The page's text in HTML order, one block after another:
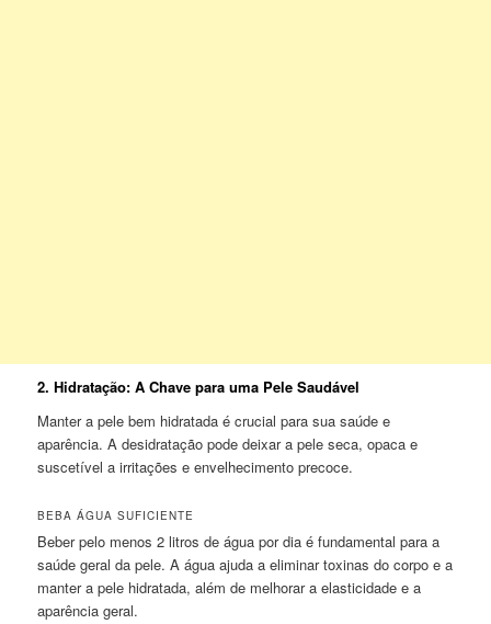
2.Hidratação: A Chave para uma Pele Saudável
Manter a pele bem hidratada é crucial para sua saúde e
aparência. A desidratação pode deixar a pele seca, opaca e
suscetível a irritações e envelhecimento precoce.
BEBA ÁGUA SUFICIENTE
Beber pelo menos 2 litros de água por dia é fundamental para a
saúde geral da pele. A água ajuda a eliminar toxinas do corpo e a
manter a pele hidratada, além de melhorar a elasticidade e a
aparência geral.